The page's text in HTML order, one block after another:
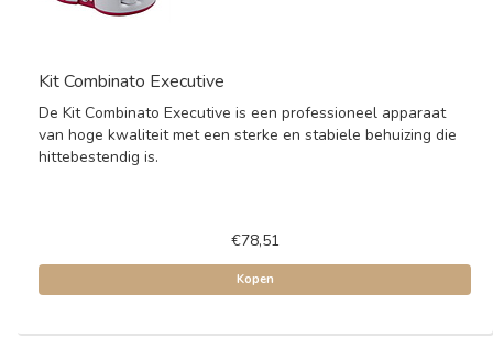
Kit Combinato Executive
De Kit Combinato Executive is een professioneel apparaat
van hoge kwaliteit met een sterke en stabiele behuizing die
hittebestendig is.
€78,51
Kopen